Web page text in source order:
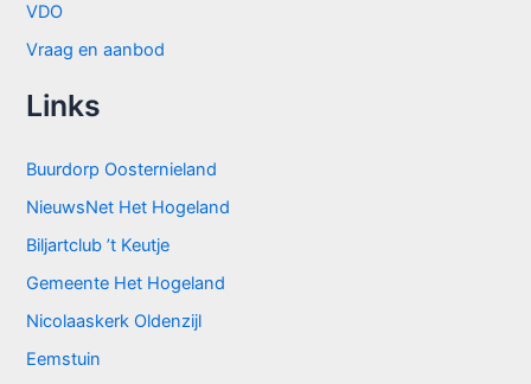
VDO
Vraag en aanbod
Links
Buurdorp Oosternieland
NieuwsNet Het Hogeland
Biljartclub ’t Keutje
Gemeente Het Hogeland
Nicolaaskerk Oldenzijl
Eemstuin